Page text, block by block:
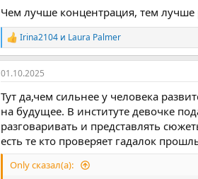
Чем лучше концентрация, тем лучше
Р
е
а
к
и
и
Irina2104 и Laura Palmer
01.10.2025
Тут да,чем сильнее у человека
на будущее. В институте девочке
разговаривать и представлять
есть те кто проверяет гадалок
Only сказал(а):